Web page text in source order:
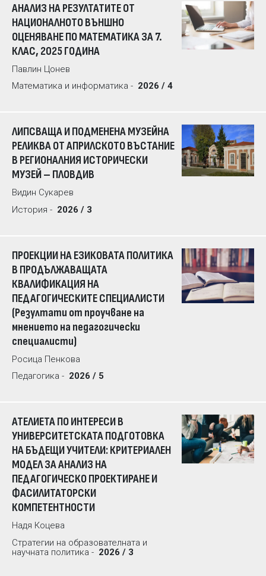
АНАЛИЗ НА РЕЗУЛТАТИТЕ ОТ
НАЦИОНАЛНОТО ВЪНШНО
ОЦЕНЯВАНЕ ПО МАТЕМАТИКА ЗА 7.
КЛАС, 2025 ГОДИНА
Павлин Цонев
Математика и информатика - 2026 / 4
ЛИПСВАЩА И ПОДМЕНЕНА МУЗЕЙНА
РЕЛИКВА ОТ АПРИЛСКОТО ВЪСТАНИЕ
В РЕГИОНАЛНИЯ ИСТОРИЧЕСКИ
МУЗЕЙ – ПЛОВДИВ
Видин Сукарев
История - 2026 / 3
ПРОЕКЦИИ НА ЕЗИКОВАТА ПОЛИТИКА
В ПРОДЪЛЖАВАЩАТА
КВАЛИФИКАЦИЯ НА
ПЕДАГОГИЧЕСКИТЕ СПЕЦИАЛИСТИ
(Резултати от проучване на
мнението на педагогически
специалисти)
Росица Пенкова
Педагогика - 2026 / 5
АТЕЛИЕТА ПО ИНТЕРЕСИ В
УНИВЕРСИТЕТСКАТА ПОДГОТОВКА
НА БЪДЕЩИ УЧИТЕЛИ: КРИТЕРИАЛЕН
МОДЕЛ ЗА АНАЛИЗ НА
ПЕДАГОГИЧЕСКО ПРОЕКТИРАНЕ И
ФАСИЛИТАТОРСКИ
КОМПЕТЕНТНОСТИ
Надя Коцева
Стратегии на образователната и
научната политика - 2026 / 3